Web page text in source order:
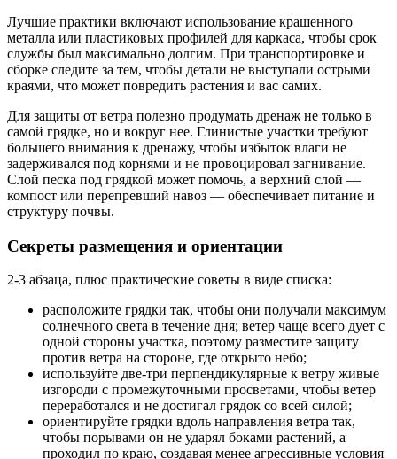
Лучшие практики включают использование крашенного
металла или пластиковых профилей для каркаса, чтобы срок
службы был максимально долгим. При транспортировке и
сборке следите за тем, чтобы детали не выступали острыми
краями, что может повредить растения и вас самих.
Для защиты от ветра полезно продумать дренаж не только в
самой грядке, но и вокруг нее. Глинистые участки требуют
большего внимания к дренажу, чтобы избыток влаги не
задерживался под корнями и не провоцировал загнивание.
Слой песка под грядкой может помочь, а верхний слой —
компост или перепревший навоз — обеспечивает питание и
структуру почвы.
Секреты размещения и ориентации
2-3 абзаца, плюс практические советы в виде списка:
расположите грядки так, чтобы они получали максимум
солнечного света в течение дня; ветер чаще всего дует с
одной стороны участка, поэтому разместите защиту
против ветра на стороне, где открыто небо;
используйте две-три перпендикулярные к ветру живые
изгороди с промежуточными просветами, чтобы ветер
переработался и не достигал грядок со всей силой;
ориентируйте грядки вдоль направления ветра так,
чтобы порывами он не ударял боками растений, а
проходил по краю, создавая менее агрессивные условия